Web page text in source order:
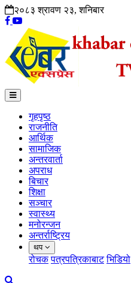
२०८३ श्रावण २३, शनिबार
गृहपृष्ठ
राजनीति
आर्थिक
सामाजिक
अन्तरवार्ता
अपराध
बिचार
शिक्षा
सञ्चार
स्वास्थ्य
मनोरन्जन
अन्तर्राष्ट्रिय
थप
रोचक पत्रपत्रिकाबाट भिडियो